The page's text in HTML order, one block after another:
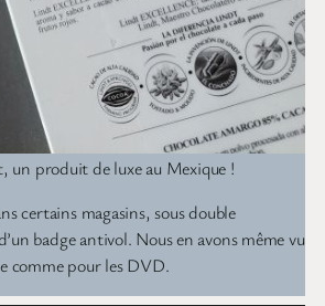
un produit de luxe au Mexique !
certains magasins, sous double
badge antivol. Nous en avons même vu
comme pour les DVD.